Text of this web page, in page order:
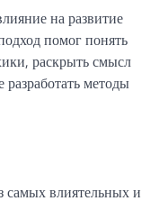
на развитие
помог понять
раскрыть смысл
методы
самых влиятельных и